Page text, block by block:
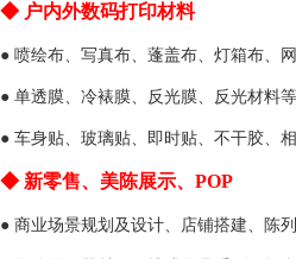
◆ 户内外数码打印材料
● 喷绘布、写真布、蓬盖布、灯箱布、
● 单透膜、冷裱膜、反光膜、反光材料等
● 车身贴、玻璃贴、即时贴、不干胶、
◆ 新零售、美陈展示、 POP
● 商业场景规划及设计、店铺搭建、陈